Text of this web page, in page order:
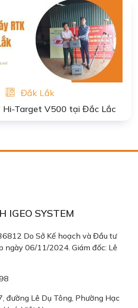
Đắk Lắk
Hi-Target V500 tại Đắc Lắc
IGEO SYSTEM
Do Sở Kế hoạch và Đầu tư
ngày 06/11/2024. Giám đốc: Lê
đường Lê Dụ Tông, Phường Hạc